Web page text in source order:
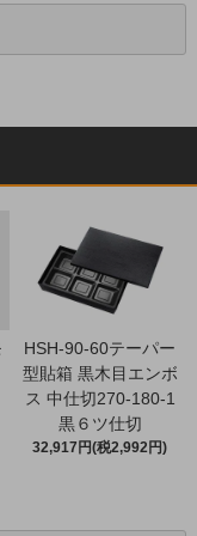
HSH-90-60テーパー
型貼箱 黒木目エンボ
ス 中仕切270-180-1
黒６ツ仕切
32,917円(税2,992円)